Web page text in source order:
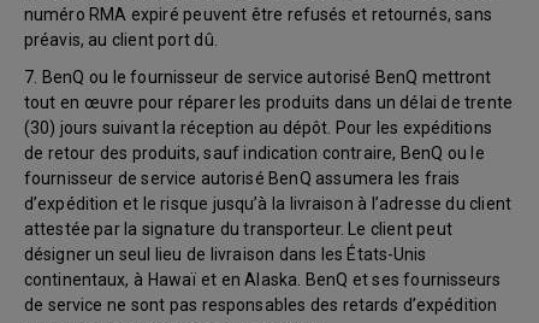
numéro RMA expiré peuvent être refusés et retournés, sans
préavis, au client port dû.
7. BenQ ou le fournisseur de service autorisé BenQ mettront
tout en œuvre pour réparer les produits dans un délai de trente
(30) jours suivant la réception au dépôt. Pour les expéditions
de retour des produits, sauf indication contraire, BenQ ou le
fournisseur de service autorisé BenQ assumera les frais
d’expédition et le risque jusqu’à la livraison à l’adresse du client
attestée par la signature du transporteur. Le client peut
désigner un seul lieu de livraison dans les États-Unis
continentaux, à Hawaï et en Alaska. BenQ et ses fournisseurs
de service ne sont pas responsables des retards d’expédition